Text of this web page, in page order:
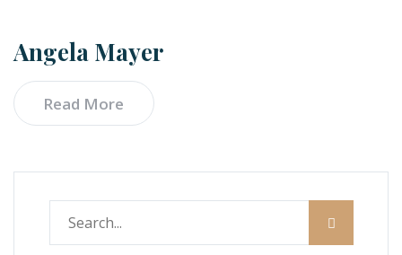
Angela Mayer
Read More